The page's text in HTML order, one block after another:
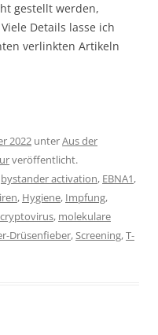
gestellt werden,
Details lasse ich
verlinkten Artikeln
2022 unterAus der
veröffentlicht.
bystander activation, EBNA1,
, Hygiene, Impfung,
, molekulare
Drüsenfieber,Screening,T-